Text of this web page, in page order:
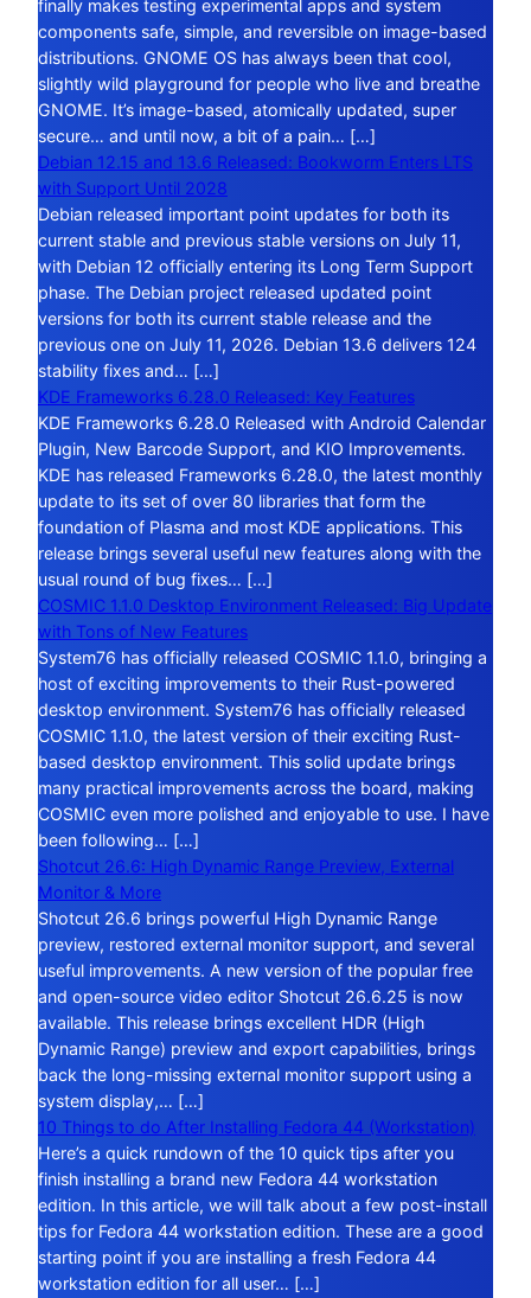
finally makes testing experimental apps and system
components safe, simple, and reversible on image-based
distributions. GNOME OS has always been that cool,
slightly wild playground for people who live and breathe
GNOME. It’s image-based, atomically updated, super
secure… and until now, a bit of a pain… […]
Debian 12.15 and 13.6 Released: Bookworm Enters LTS
with Support Until 2028
Debian released important point updates for both its
current stable and previous stable versions on July 11,
with Debian 12 officially entering its Long Term Support
phase. The Debian project released updated point
versions for both its current stable release and the
previous one on July 11, 2026. Debian 13.6 delivers 124
stability fixes and… […]
KDE Frameworks 6.28.0 Released: Key Features
KDE Frameworks 6.28.0 Released with Android Calendar
Plugin, New Barcode Support, and KIO Improvements.
KDE has released Frameworks 6.28.0, the latest monthly
update to its set of over 80 libraries that form the
foundation of Plasma and most KDE applications. This
release brings several useful new features along with the
usual round of bug fixes… […]
COSMIC 1.1.0 Desktop Environment Released: Big Update
with Tons of New Features
System76 has officially released COSMIC 1.1.0, bringing a
host of exciting improvements to their Rust-powered
desktop environment. System76 has officially released
COSMIC 1.1.0, the latest version of their exciting Rust-
based desktop environment. This solid update brings
many practical improvements across the board, making
COSMIC even more polished and enjoyable to use. I have
been following… […]
Shotcut 26.6: High Dynamic Range Preview, External
Monitor & More
Shotcut 26.6 brings powerful High Dynamic Range
preview, restored external monitor support, and several
useful improvements. A new version of the popular free
and open-source video editor Shotcut 26.6.25 is now
available. This release brings excellent HDR (High
Dynamic Range) preview and export capabilities, brings
back the long-missing external monitor support using a
system display,… […]
10 Things to do After Installing Fedora 44 (Workstation)
Here’s a quick rundown of the 10 quick tips after you
finish installing a brand new Fedora 44 workstation
edition. In this article, we will talk about a few post-install
tips for Fedora 44 workstation edition. These are a good
starting point if you are installing a fresh Fedora 44
workstation edition for all user… […]